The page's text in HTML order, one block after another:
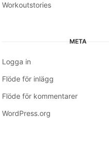
Workoutstories
META
Logga in
Flöde för inlägg
Flöde för kommentarer
WordPress.org